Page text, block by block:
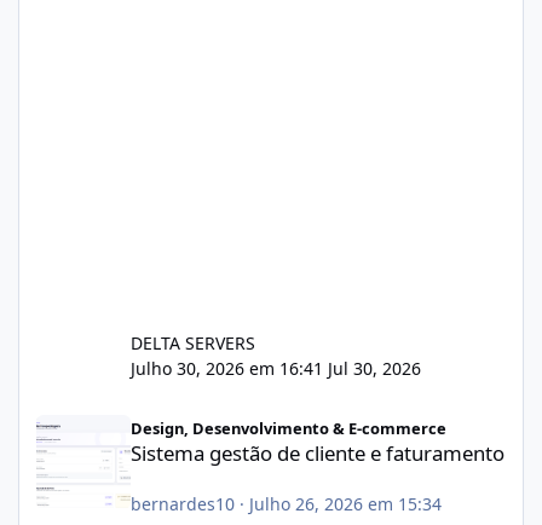
DELTA SERVERS
Julho 30, 2026 em 16:41 Jul 30, 2026
Design, Desenvolvimento & E-commerce
Sistema gestão de cliente e faturamento
bernardes10· Julho 26, 2026 em 15:34